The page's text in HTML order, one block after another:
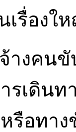
เรื่องใ
างคน
รเดินท
รือทา